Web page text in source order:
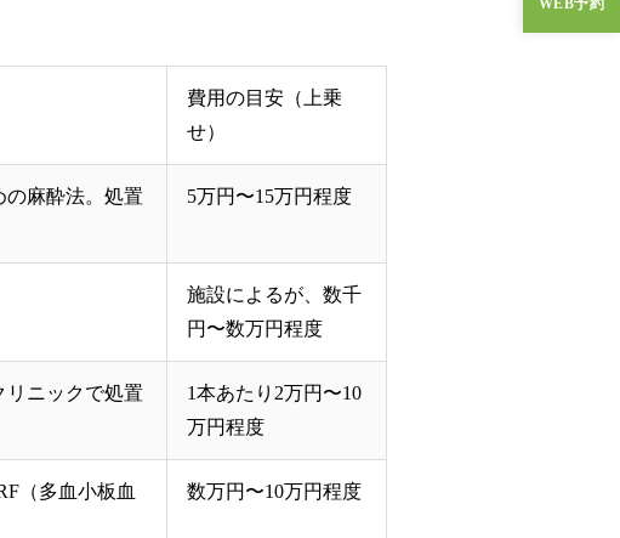
費用の目安（上乗
せ）
麻酔法。処置
5万円〜15万円程度
施設によるが、数千
円〜数万円程度
ニックで処置
1本あたり2万円〜10
万円程度
（多血小板血
数万円〜10万円程度